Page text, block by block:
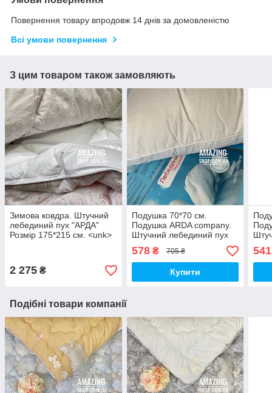
Повернення товару впродовж 14 днів за домовленістю
Всі умови повернення
З цим товаром також замовляють
Зимова ковдра. Штучний
лебединий пух "АРДА"
Розмір 175*215 см. <unk>
2 275 ₴
Подушка 70*70 см.
Подушка ARDA company.
Штучний лебединий пух
578₴ 705 ₴
Купити
541
Подібні товари компанії